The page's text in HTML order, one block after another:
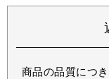
商品の品質につ